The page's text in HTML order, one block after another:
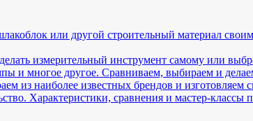
или другой строительный материал
измерительный инструмент самому или
и многое другое. Сравниваем, выбираем и
из наиболее известных брендов и изготовляем
Характеристики, сравнения и мастер-